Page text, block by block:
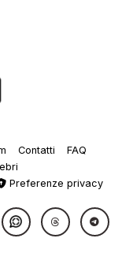
Contatti
FAQ
Preferenze privacy